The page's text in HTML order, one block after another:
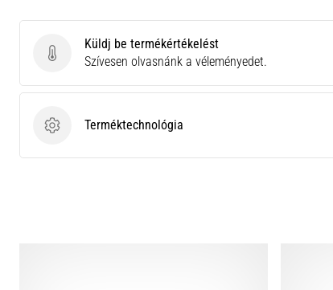
Küldj be termékértékelést
Küldj be termékértékelést
Szívesen olvasnánk a véleményedet.
Terméktechnológia
Terméktechnológia